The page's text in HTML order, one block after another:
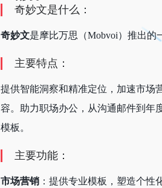
奇妙文是什么：
奇妙文是摩比万思（Mobvoi）推出的
主要特点：
提供智能洞察和精准定位，加速市场
容。助力职场办公，从沟通邮件到年
模板。
主要功能：
市场营销 ：提供专业模板，塑造个性